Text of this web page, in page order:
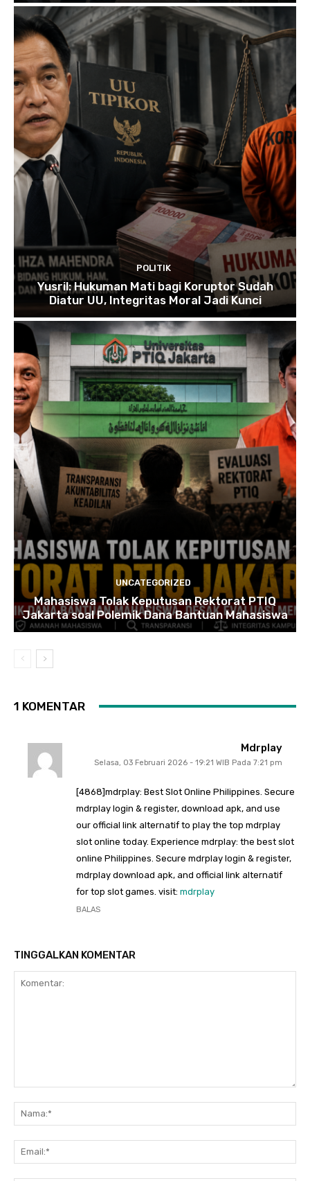
POLITIK
Yusril: Hukuman Mati bagi Koruptor Sudah
Diatur UU, Integritas Moral Jadi Kunci
UNCATEGORIZED
Mahasiswa Tolak Keputusan Rektorat PTIQ
Jakarta soal Polemik Dana Bantuan Mahasiswa
1 KOMENTAR
Mdrplay
Selasa, 03 Februari 2026 - 19:21 WIB Pada 7:21 pm
[4868]mdrplay: Best Slot Online Philippines. Secure
mdrplay login & register, download apk, and use
our official link alternatif to play the top mdrplay
slot online today. Experience mdrplay: the best slot
online Philippines. Secure mdrplay login & register,
mdrplay download apk, and official link alternatif
for top slot games. visit: mdrplay
BALAS
TINGGALKAN KOMENTAR